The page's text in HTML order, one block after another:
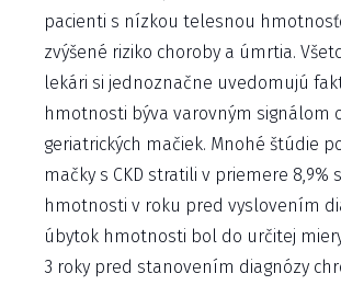
pacienti s nízkou telesnou
zvýšené riziko choroby a úmrtia.
lekári si jednoznačne uvedomujú
hmotnosti býva varovným signálom
geriatrických mačiek. Mnohé štúdie
mačky s CKD stratili v priemere 8,9%
hmotnosti v roku pred vyslovením
úbytok hmotnosti bol do určitej
3 roky pred stanovením diagnózy